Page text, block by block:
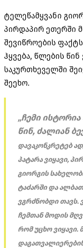
ტელეწამყვანი
პირდაპირ ეთერში
შევიწროების
ჰყვება, წლების
საკურთხეველში
შეეხო.
„ჩემი
წინ, ძალიან
დავაკონკრეტებ
პატარა ვიყავი,
გიორგის
ტაძარში და
ვგრძნობდი თავს.
ჩემთან მოდის
რომ უცხო ვიყავი.